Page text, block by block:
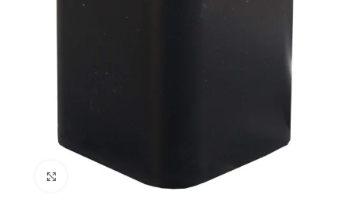
Click to enlarge